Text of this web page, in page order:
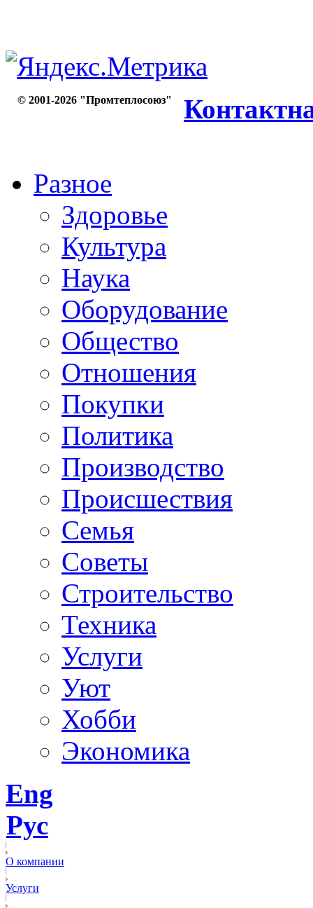
© 2001-2026 "Промтеплосоюз"
Разное
Здоровье
Культура
Наука
Оборудование
Общество
Отношения
Покупки
Политика
Производство
Происшествия
Семья
Советы
Строительство
Техника
Услуги
Уют
Хобби
Экономика
Eng
Рус
О компании
Услуги